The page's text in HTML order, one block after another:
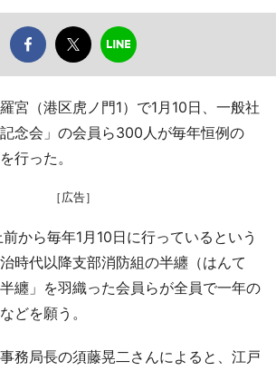
宮（港区虎ノ門1）で1月10日、一般社
念会」の会員ら300人が毎年恒例の
行った。
［広告］
から毎年1月10日に行っているという
時代以降支部消防組の半纏（はんて
纏」を羽織った会員らが全員で一年の
どを願う。
務局長の須藤晃二さんによると、江戸